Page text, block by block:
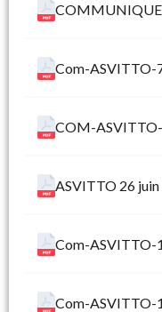
COMMUNIQUE
Com-ASVITTO-
COM-
ASVITTO 26
Com-ASVITTO-
Com-ASVITTO-